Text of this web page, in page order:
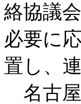
絡協議
必要に
置し、
名古屋